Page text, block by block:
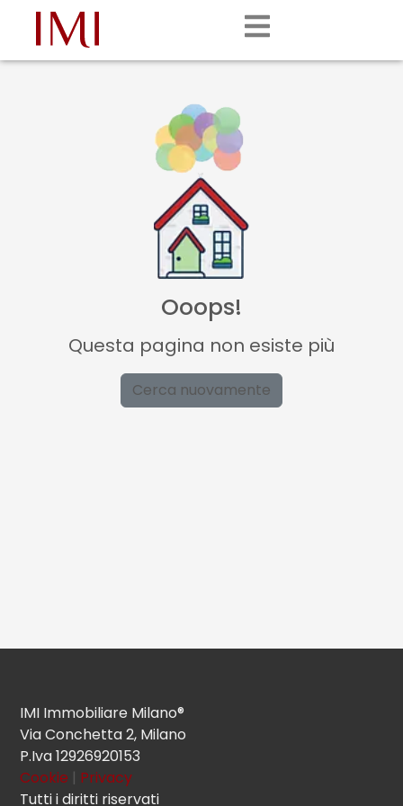
Ooops!
Questa pagina non esiste più
Cerca nuovamente
IMI Immobiliare Milano®
Via Conchetta 2, Milano
P.Iva 12926920153
Cookie | Privacy
Tutti i diritti riservati